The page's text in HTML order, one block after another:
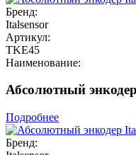
Бренд:
Italsensor
Артикул:
TKE45
Наименование:
Абсолютный
Подробнее
Бренд: